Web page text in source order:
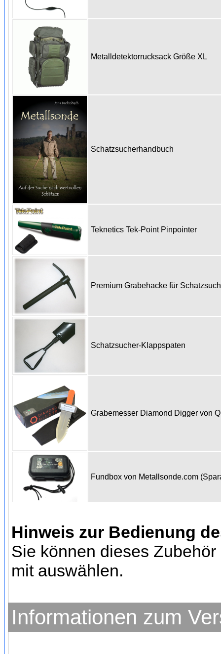
Metalldetektorrucksack Größe XL
Schatzsucherhandbuch
Teknetics Tek-Point Pinpointer
Premium Grabehacke für
Schatzsucher-Klappspaten
Grabemesser Diamond Digger von
Fundbox von Metallsonde.com
Hinweis zur Bedienung
Sie können dieses
mit auswählen.
Informationen zum